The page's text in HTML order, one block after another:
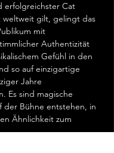
erfolgreichster Cat
weltweit gilt, gelingt das
mit
Authentizität
Gefühl in den
so auf einzigartige
Jahre
Es sind magische
der Bühne entstehen, in
Ähnlichkeit zum